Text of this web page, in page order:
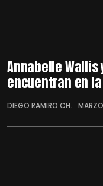
Annabelle Wallis
encuentran en
DIEGO RAMIRO CH.